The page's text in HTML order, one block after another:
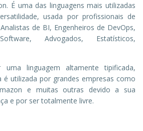
É uma das linguagens mais utilizadas
usada por profissionais de
de BI, Engenheiros de DevOps,
Advogados, Estatísticos,
linguagem altamente tipificada,
utilizada por grandes empresas como
e muitas outras devido a sua
e por ser totalmente livre.